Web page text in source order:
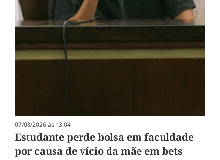
07/08/2026 às 13:04
Estudante perde bolsa em faculdade
por causa de vício da mãe em bets